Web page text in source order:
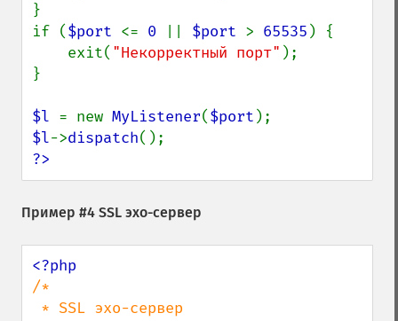
}
if ($port <= 0 $port > 65535 ) {
    exit(
"Некорректный порт" );
}
$l = new MyListener($port
$l->dispatch
?>
Пример #4 SSL эхо-сервер
/*